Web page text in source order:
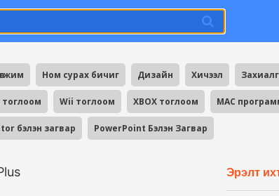
Ном сурах бичиг Дизайн Хичээл
тоглоом Wii тоглоом XBOX тоглоом MAC
бэлэн загвар PowerPoint Бэлэн Загвар
Эрэлт